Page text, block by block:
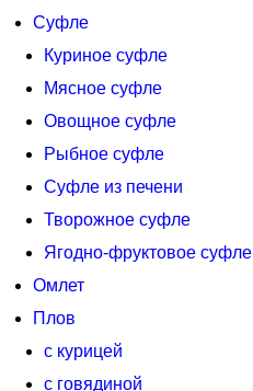
Суфле
Куриное суфле
Мясное суфле
Овощное суфле
Рыбное суфле
Суфле из печени
Творожное суфле
Ягодно-фруктовое суфле
Омлет
Плов
с курицей
с говядиной